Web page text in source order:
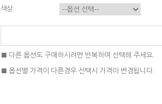
색상
■ 다른 옵션도 구매하시려면 반복하여 선택해 주세요.
■ 옵션별 가격이 다른경우 선택시 가격이 변경됩니다.